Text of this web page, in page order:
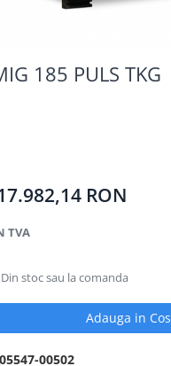
185 PULS TKG
RON
TVA
Din stoc sau la comanda
Adauga in Cos
00502